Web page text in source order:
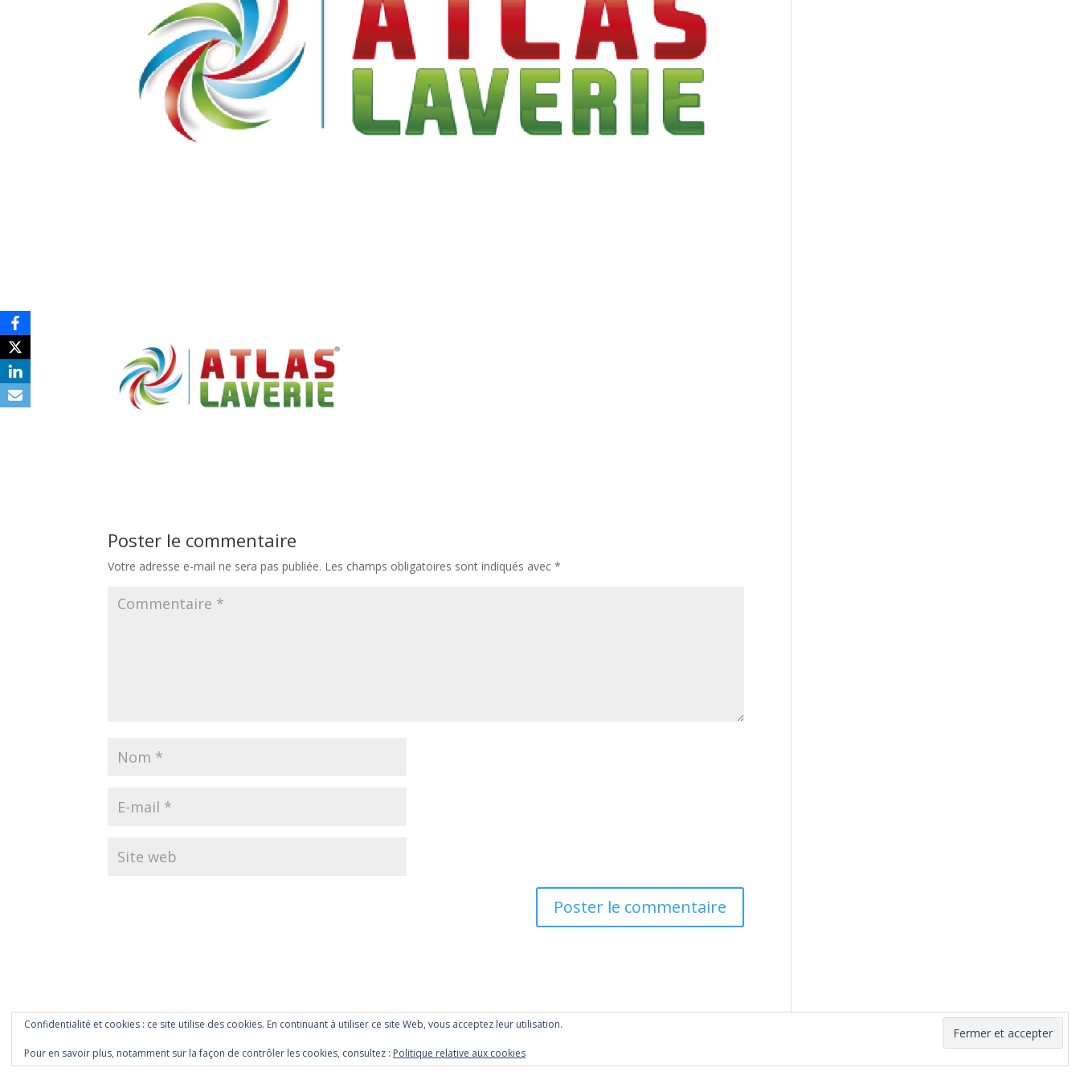
Poster le commentaire
Votre adresse e-mail ne sera pas publiée. Les champs obligatoires sont indiqués avec*
Confidentialité et cookies : ce site utilise des cookies. En continuant à utiliser ce site Web, vous acceptez leur utilisation.
Pour en savoir plus, notamment sur la façon de contrôler les cookies, consultez : Politique relative aux cookies